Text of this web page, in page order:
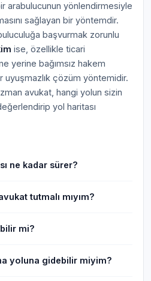
arabulucunun yönlendirmesiyle
sağlayan bir yöntemdir.
başvurmak zorunlu
ise, özellikle ticari
yerine bağımsız hakem
uyuşmazlık çözüm yöntemidir.
avukat, hangi yolun sizin
yol haritası
ne kadar sürer?
tutmalı mıyım?
mi?
yoluna gidebilir miyim?